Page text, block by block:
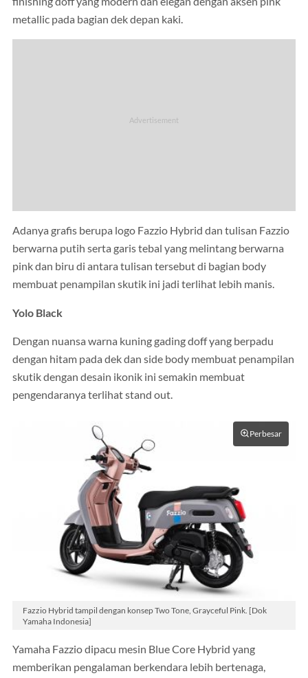
metallic pada bagian dek depan kaki.
Adanya grafis berupa logo Fazzio Hybrid dan tulisan Fazzio
berwarna putih serta garis tebal yang melintang berwarna
pink dan biru di antara tulisan tersebut di bagian body
membuat penampilan skutik ini jadi terlihat lebih manis.
Yolo Black
Dengan nuansa warna kuning gading doff yang berpadu
dengan hitam pada dek dan side body membuat penampilan
skutik dengan desain ikonik ini semakin membuat
pengendaranya terlihat stand out.
Perbesar
Fazzio Hybrid tampil dengan konsep Two Tone, Grayceful Pink. [Dok
Yamaha Indonesia]
Yamaha Fazzio dipacu mesin Blue Core Hybrid yang
memberikan pengalaman berkendara lebih bertenaga,